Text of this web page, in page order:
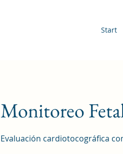
Start
Monitoreo
Evaluación cardiotocográfica